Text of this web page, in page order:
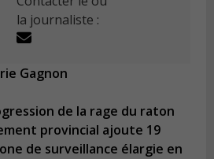
la journaliste :
Gagnon
de la rage du raton
provincial ajoute 19
de surveillance élargie en